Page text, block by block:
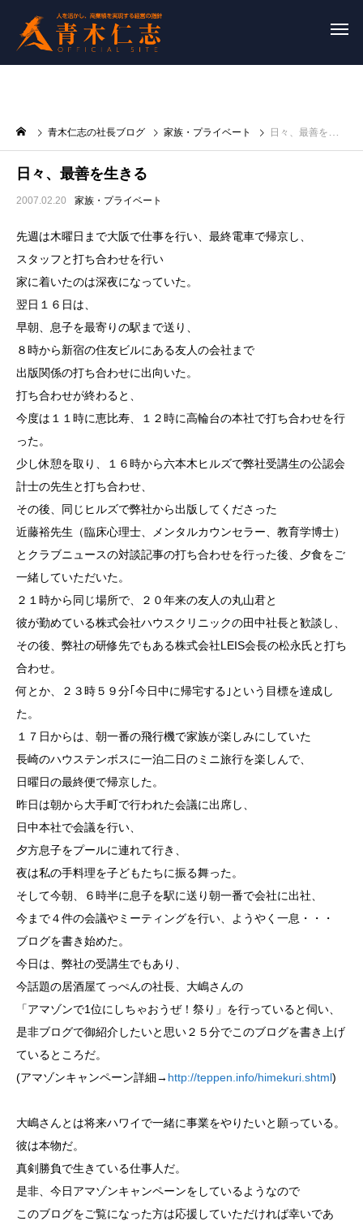
青木仁志の社長ブログ 家族・プライベート 日々、最善を生きる
日々、最善を生きる
2007.02.20 家族・プライベート
先週は木曜日まで大阪で仕事を行い、最終電車で帰京し、
スタッフと打ち合わせを行い
家に着いたのは深夜になっていた。
翌日１６日は、
早朝、息子を最寄りの駅まで送り、
８時から新宿の住友ビルにある友人の会社まで
出版関係の打ち合わせに出向いた。
打ち合わせが終わると、
今度は１１時に恵比寿、１２時に高輪台の本社で打ち合わせを行
った。
少し休憩を取り、１６時から六本木ヒルズで弊社受講生の公認会
計士の先生と打ち合わせ、
その後、同じヒルズで弊社から出版してくださった
近藤裕先生（臨床心理士、メンタルカウンセラー、教育学博士）
とクラブニュースの対談記事の打ち合わせを行った後、夕食をご
一緒していただいた。
２１時から同じ場所で、２０年来の友人の丸山君と
彼が勤めている株式会社ハウスクリニックの田中社長と歓談し、
その後、弊社の研修先でもある株式会社LEIS会長の松永氏と打ち
合わせ。
何とか、２３時５９分｢今日中に帰宅する｣という目標を達成し
た。
１７日からは、朝一番の飛行機で家族が楽しみにしていた
長崎のハウステンボスに一泊二日のミニ旅行を楽しんで、
日曜日の最終便で帰京した。
昨日は朝から大手町で行われた会議に出席し、
日中本社で会議を行い、
夕方息子をプールに連れて行き、
夜は私の手料理を子どもたちに振る舞った。
そして今朝、６時半に息子を駅に送り朝一番で会社に出社、
今まで４件の会議やミーティングを行い、ようやく一息・・・
ブログを書き始めた。
今日は、弊社の受講生でもあり、
今話題の居酒屋てっぺんの社長、大嶋さんの
「アマゾンで1位にしちゃおうぜ！祭り」を行っていると伺い、
是非ブログで御紹介したいと思い２５分でこのブログを書き上げ
ているところだ。
(アマゾンキャンペーン詳細→ http://teppen.info/himekuri.shtml)
大嶋さんとは将来ハワイで一緒に事業をやりたいと願っている。
彼は本物だ。
真剣勝負で生きている仕事人だ。
是非、今日アマゾンキャンペーンをしているようなので
このブログをご覧になった方は応援していただければ幸いであ